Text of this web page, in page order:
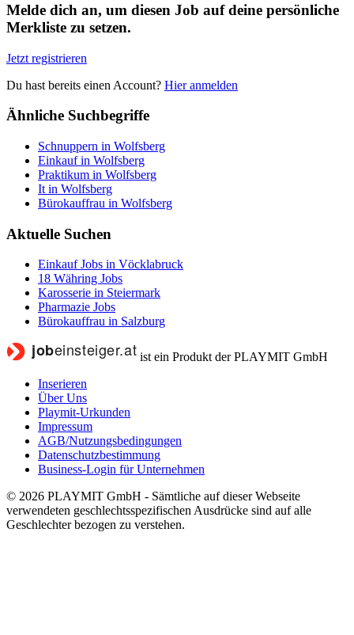
Melde dich an, um diesen Job auf deine persönliche
Merkliste zu setzen.
Jetzt registrieren
Du hast bereits einen Account? Hier anmelden
Ähnliche Suchbegriffe
Schnuppern in Wolfsberg
Einkauf in Wolfsberg
Praktikum in Wolfsberg
It in Wolfsberg
Bürokauffrau in Wolfsberg
Aktuelle Suchen
Einkauf Jobs in Vöcklabruck
18 Währing Jobs
Karosserie in Steiermark
Pharmazie Jobs
Bürokauffrau in Salzburg
ist ein Produkt der PLAYMIT GmbH
Inserieren
Über Uns
Playmit-Urkunden
Impressum
AGB/Nutzungsbedingungen
Datenschutzbestimmung
Business-Login für Unternehmen
© 2026 PLAYMIT GmbH - Sämtliche auf dieser Webseite
verwendeten geschlechtsspezifischen Ausdrücke sind auf alle
Geschlechter bezogen zu verstehen.